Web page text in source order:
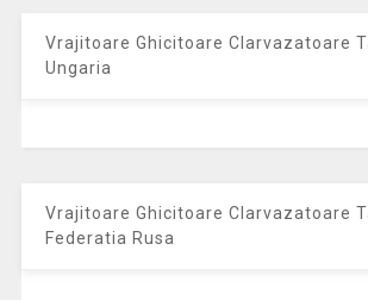
Vrajitoare Ghicitoare Clarvazatoare
Ungaria
Vrajitoare Ghicitoare Clarvazatoare
Federatia Rusa